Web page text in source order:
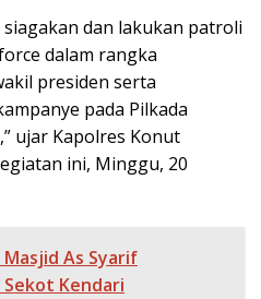
dan lakukan patroli
dalam rangka
presiden serta
pada Pilkada
ujar Kapolres Konut
ini, Minggu, 20
Masjid As Syarif
Sekot Kendari